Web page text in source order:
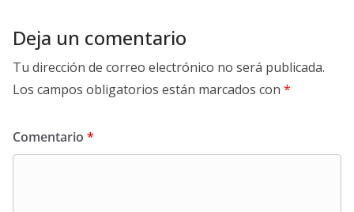
Deja un comentario
Tu dirección de correo electrónico no será publicada.
Los campos obligatorios están marcados con *
Comentario *